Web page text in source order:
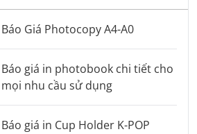
Báo Giá Photocopy A4-A0
Báo giá in photobook chi tiết cho
mọi nhu cầu sử dụng
Báo giá in Cup Holder K-POP